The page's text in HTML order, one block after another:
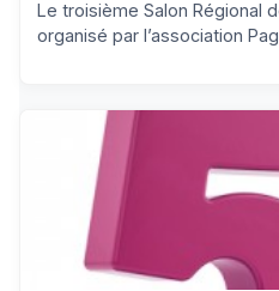
Le troisième Salon Régional
organisé par l’association